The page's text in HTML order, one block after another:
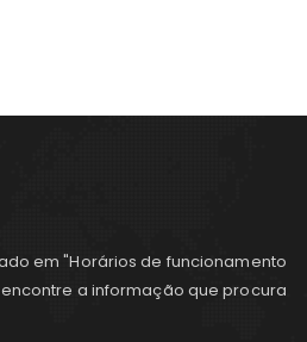
em "Horários de funcionamento
a informação que procura